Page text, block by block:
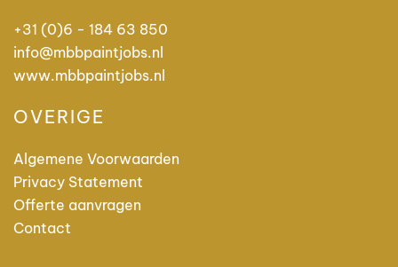
+31 (0)6 - 184 63 850
info@mbbpaintjobs.nl
www.mbbpaintjobs.nl
OVERIGE
Algemene Voorwaarden
Privacy Statement
Offerte aanvragen
Contact